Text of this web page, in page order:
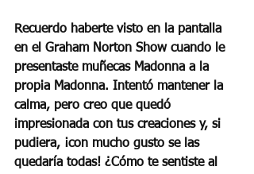
Recuerdo haberte visto en la pantalla
en el Graham Norton Show cuando le
presentaste muñecas Madonna a la
propia Madonna. Intentó mantener la
calma, pero creo que quedó
impresionada con tus creaciones y, si
pudiera, ¡con mucho gusto se las
quedaría todas! ¿Cómo te sentiste al